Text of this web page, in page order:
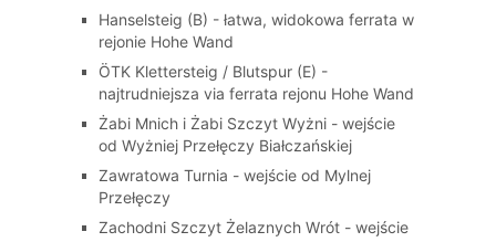
Hanselsteig (B) - łatwa, widokowa ferrata w
rejonie Hohe Wand
ÖTK Klettersteig / Blutspur (E) -
najtrudniejsza via ferrata rejonu Hohe Wand
Żabi Mnich i Żabi Szczyt Wyżni - wejście
od Wyżniej Przełęczy Białczańskiej
Zawratowa Turnia - wejście od Mylnej
Przełęczy
Zachodni Szczyt Żelaznych Wrót - wejście